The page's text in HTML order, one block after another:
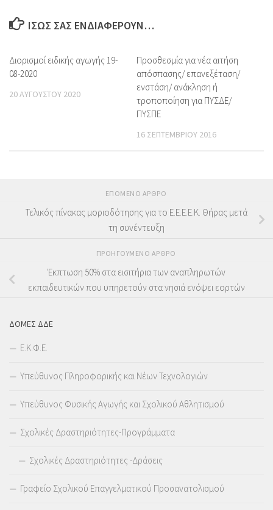
ΊΣΩΣ ΣΑΣ ΕΝΔΙΑΦΈΡΟΥΝ…
Διορισμοί ειδικής αγωγής 19-
08-2020
20 ΑΥΓΟΎΣΤΟΥ 2020
Προσθεσμία για νέα αιτήση
απόσπασης/ επανεξέταση/
ενστάση/ ανάκληση ή
τροποποίηση για ΠΥΣΔΕ/
ΠΥΣΠΕ
16 ΣΕΠΤΕΜΒΡΊΟΥ 2016
ΕΠΌΜΕΝΟ ΆΡΘΡΟ
Τελικός πίνακας μοριοδότησης για το Ε.Ε.Ε.Ε.Κ. Θήρας μετά
τη συνέντευξη
ΠΡΟΗΓΟΎΜΕΝΟ ΆΡΘΡΟ
Έκπτωση 50% στα εισιτήρια των αναπληρωτών
εκπαιδευτικών που υπηρετούν στα νησιά ενόψει εορτών
ΔΟΜΕΣ ΔΔΕ
Ε.Κ.Φ.Ε.
Υπεύθυνος Πληροφορικής και Νέων Τεχνολογιών
Υπεύθυνος Φυσικής Αγωγής και Σχολικού Αθλητισμού
Σχολικές Δραστηριότητες-Προγράμματα
Σχολικές Δραστηριότητες -Δράσεις
Γραφείο Σχολικού Επαγγελματικού Προσανατολισμού